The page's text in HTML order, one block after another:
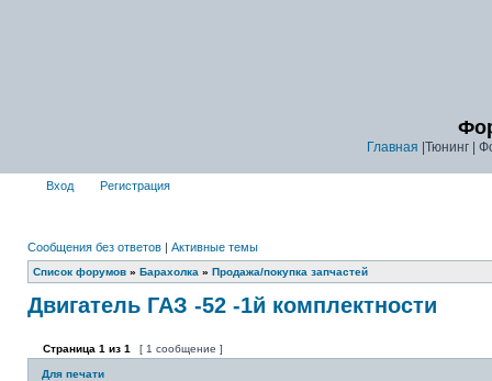
Главная |Тюнинг |
Вход Регистрация
Сообщения без ответов | Активные темы
Список форумов » Барахолка » Продажа/покупка запчастей
Двигатель ГАЗ -52 -1й комплектности
Страница 1 из 1 [ 1 сообщение ]
Для печати